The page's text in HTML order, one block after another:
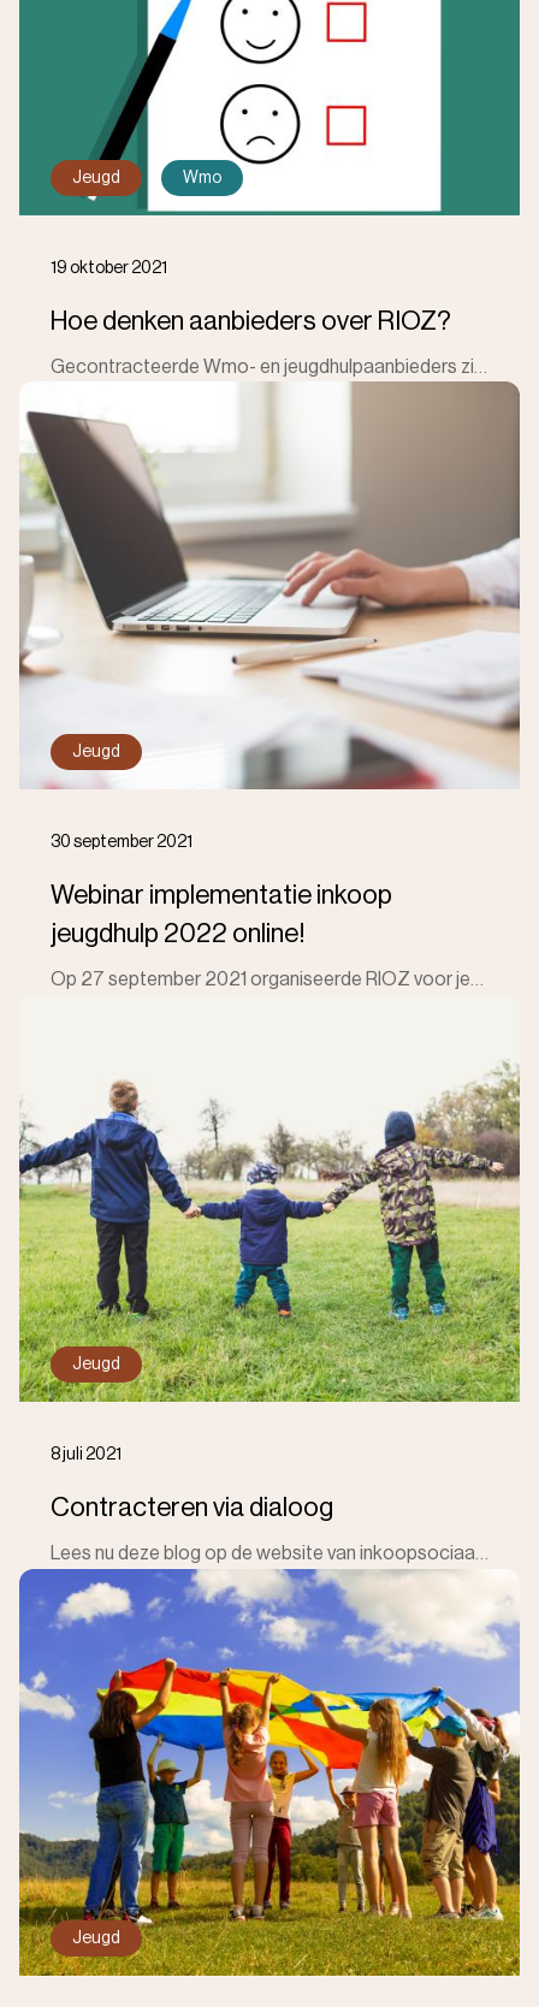
19 oktober 2021
Hoe denken aanbieders over RIOZ?
Jeugd Wmo
30 september 2021
Webinar implementatie inkoop
jeugdhulp 2022 online!
Jeugd
8 juli 2021
Contracteren via dialoog
Jeugd
Jeugd